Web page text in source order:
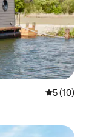
Note
5 (10)